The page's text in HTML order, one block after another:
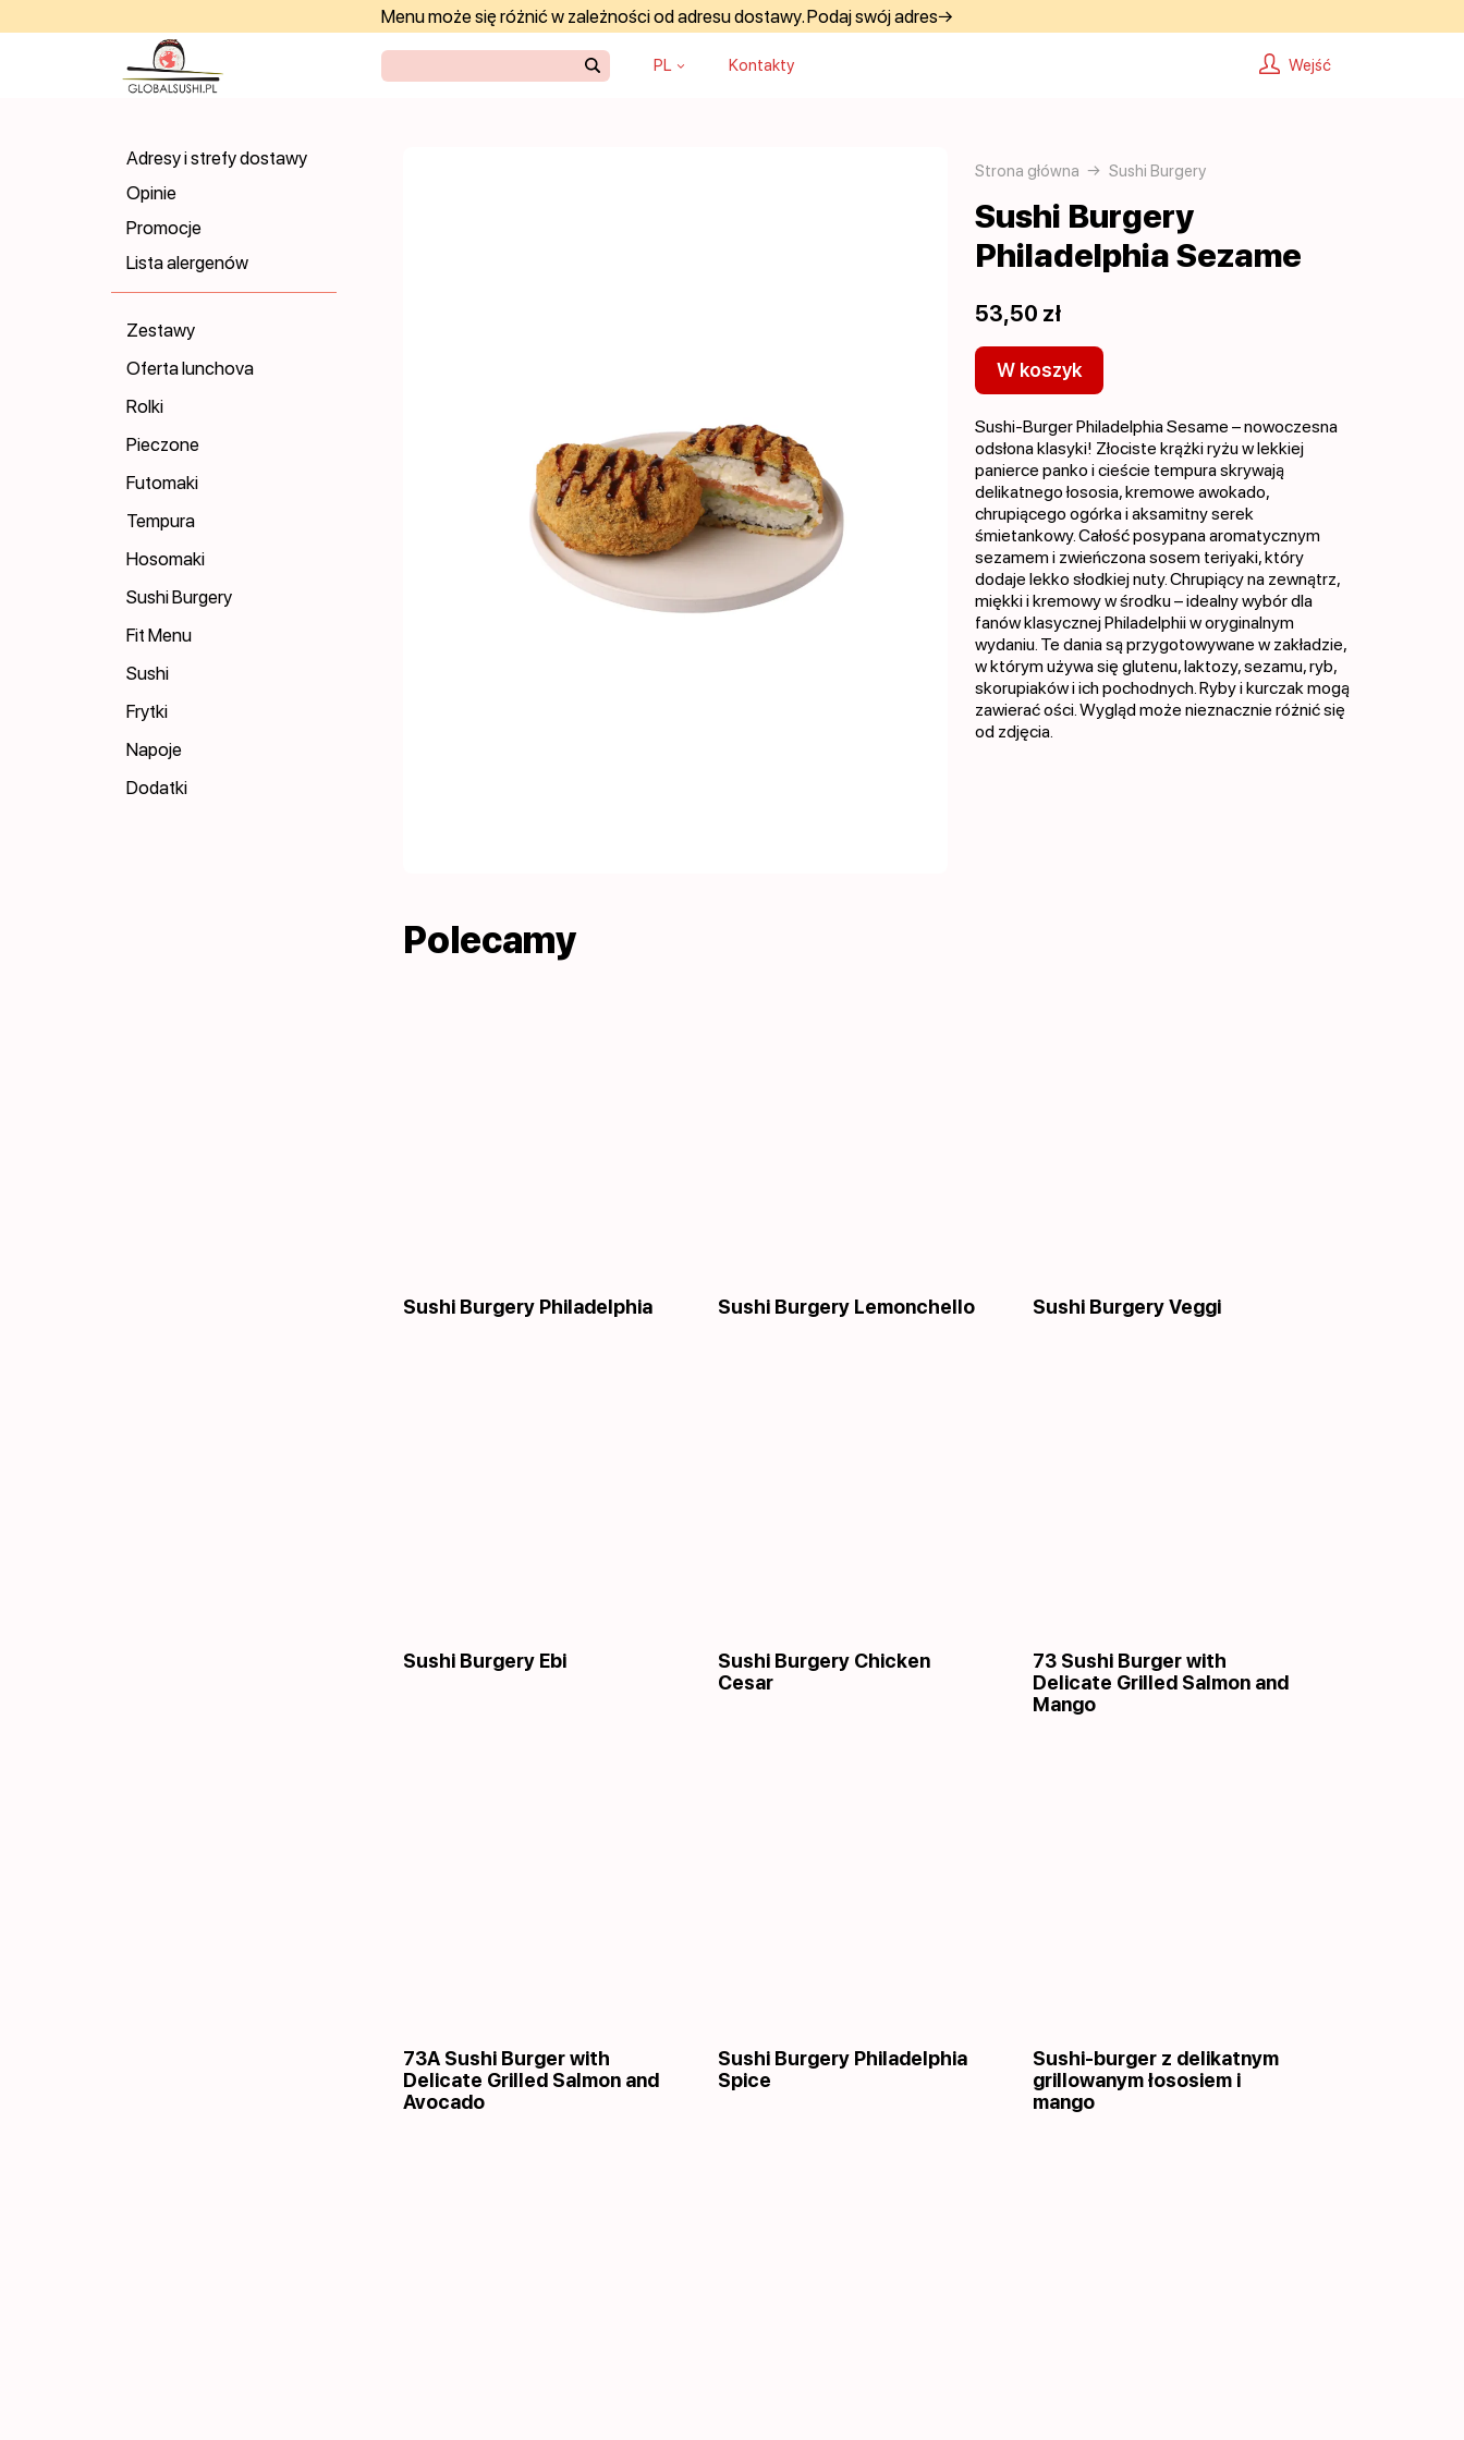
Menu może się różnić w zależności od adresu dostawy. Podaj swój adres→
PL Kontakty Wejść
Adresy i strefy dostawy
Opinie
Promocje
Lista alergenów
Zestawy
Oferta lunchova
Rolki
Pieczone
Futomaki
Tempura
Hosomaki
Sushi Burgery
Fit Menu
Sushi
Frytki
Napoje
Dodatki
Strona główna Sushi Burgery
Sushi Burgery
Philadelphia Sezame
53,50 zł
W koszyk
Sushi-Burger Philadelphia Sesame – nowoczesna
odsłona klasyki! Złociste krążki ryżu w lekkiej
panierce panko i cieście tempura skrywają
delikatnego łososia, kremowe awokado,
chrupiącego ogórka i aksamitny serek
śmietankowy. Całość posypana aromatycznym
sezamem i zwieńczona sosem teriyaki, który
dodaje lekko słodkiej nuty. Chrupiący na zewnątrz,
miękki i kremowy w środku – idealny wybór dla
fanów klasycznej Philadelphii w oryginalnym
wydaniu. Te dania są przygotowywane w zakładzie,
w którym używa się glutenu, laktozy, sezamu, ryb,
skorupiaków i ich pochodnych. Ryby i kurczak mogą
zawierać ości. Wygląd może nieznacznie różnić się
od zdjęcia.
Polecamy
Sushi Burgery Philadelphia Sushi Burgery Lemonchello Sushi Burgery Veggi
Sushi Burgery Ebi
Sushi Burgery Chicken
Cesar
73 Sushi Burger with
Delicate Grilled Salmon and
Mango
73A Sushi Burger with
Delicate Grilled Salmon and
Avocado
Sushi Burgery Philadelphia
Spice
Sushi-burger z delikatnym
grillowanym łososiem i
mango